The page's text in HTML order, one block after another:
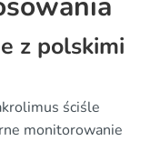
z polskimi
ściśle
monitorowanie